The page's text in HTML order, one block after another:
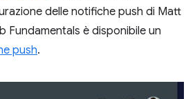
delle notifiche push di Matt
Fundamentals è disponibile un
push.